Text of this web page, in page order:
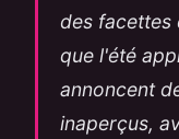
des facettes
que l'été
annoncent
inaperçus,